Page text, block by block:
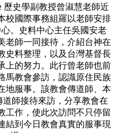
史學副教授曾淑慧老師近
校國際事務組羅以老師安排
。史料中心主任吳國安老
老師一同接待，介紹台神在
史料整理，以及台灣基督長
上的努力。此行曾老師也前
馬教會參訪，認識原住民族
地服事。該教會傳道師、本
道師接待來訪，分享教會在
工作，使此次訪問不只停留
結到今日教會真實的服事現